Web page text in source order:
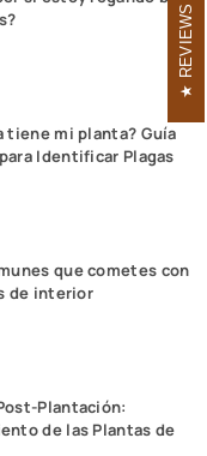
tiene mi planta? Guía
Identificar Plagas
que cometes con
de interior
Plantación:
de las Plantas de
REVIEWS